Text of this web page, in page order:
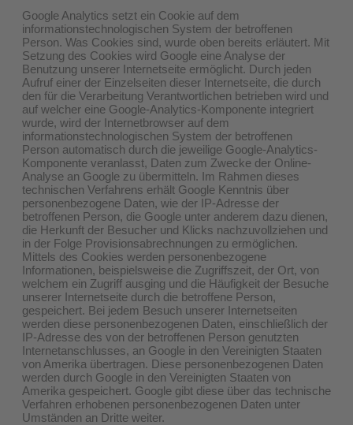
Google Analytics setzt ein Cookie auf dem
informationstechnologischen System der betroffenen
Person. Was Cookies sind, wurde oben bereits erläutert. Mit
Setzung des Cookies wird Google eine Analyse der
Benutzung unserer Internetseite ermöglicht. Durch jeden
Aufruf einer der Einzelseiten dieser Internetseite, die durch
den für die Verarbeitung Verantwortlichen betrieben wird und
auf welcher eine Google-Analytics-Komponente integriert
wurde, wird der Internetbrowser auf dem
informationstechnologischen System der betroffenen
Person automatisch durch die jeweilige Google-Analytics-
Komponente veranlasst, Daten zum Zwecke der Online-
Analyse an Google zu übermitteln. Im Rahmen dieses
technischen Verfahrens erhält Google Kenntnis über
personenbezogene Daten, wie der IP-Adresse der
betroffenen Person, die Google unter anderem dazu dienen,
die Herkunft der Besucher und Klicks nachzuvollziehen und
in der Folge Provisionsabrechnungen zu ermöglichen.
Mittels des Cookies werden personenbezogene
Informationen, beispielsweise die Zugriffszeit, der Ort, von
welchem ein Zugriff ausging und die Häufigkeit der Besuche
unserer Internetseite durch die betroffene Person,
gespeichert. Bei jedem Besuch unserer Internetseiten
werden diese personenbezogenen Daten, einschließlich der
IP-Adresse des von der betroffenen Person genutzten
Internetanschlusses, an Google in den Vereinigten Staaten
von Amerika übertragen. Diese personenbezogenen Daten
werden durch Google in den Vereinigten Staaten von
Amerika gespeichert. Google gibt diese über das technische
Verfahren erhobenen personenbezogenen Daten unter
Umständen an Dritte weiter.